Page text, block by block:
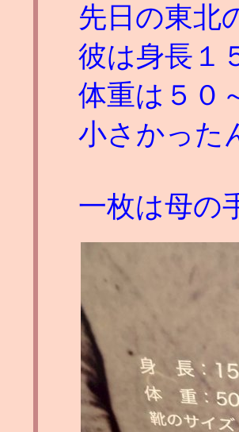
先日の東北
彼は身長１
体重は５０
小さかった
一枚は母の